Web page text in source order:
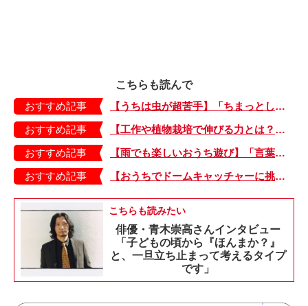
こちらも読んで
おすすめ記事
【うちは虫が超苦手】「ちまっとした虫にも大騒ぎ！」「可愛い系の虫……でも逃げる！」教えて！ みんなの虫ギライエピソード
おすすめ記事
【工作や植物栽培で伸びる力とは？】「非認知能力」を養う、おうちで楽しむ創作あそび・おうちあそび図鑑5
おすすめ記事
【雨でも楽しいおうち遊び】「言葉あそび」で伸ばす表現力や想像力・おうちあそび図鑑4
おすすめ記事
【おうちでドームキャッチャーに挑戦だ】アンパンマン わくわくドームキャッチャー
こちらも読みたい
俳優・青木崇高さんインタビュー
「子どもの頃から『ほんまか？』
と、一旦立ち止まって考えるタイプ
です」